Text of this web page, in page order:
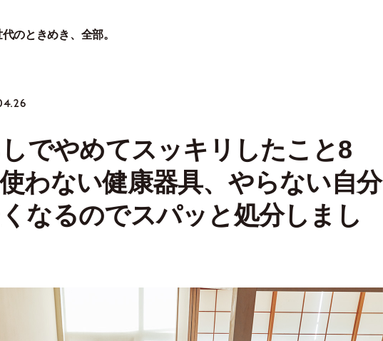
のときめき、全部。
でやめてスッキリしたこと8
わない健康器具、やらない自分
なるのでスパッと処分しまし